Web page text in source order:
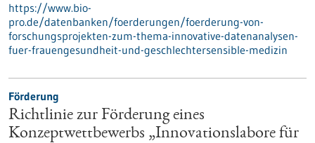
https://www.bio-
pro.de/datenbanken/foerderungen/foerderung-von-
forschungsprojekten-zum-thema-innovative-datenanalysen-
fuer-frauengesundheit-und-geschlechtersensible-medizin
Förderung
Richtlinie zur Förderung eines
Konzeptwettbewerbs „Innovationslabore für